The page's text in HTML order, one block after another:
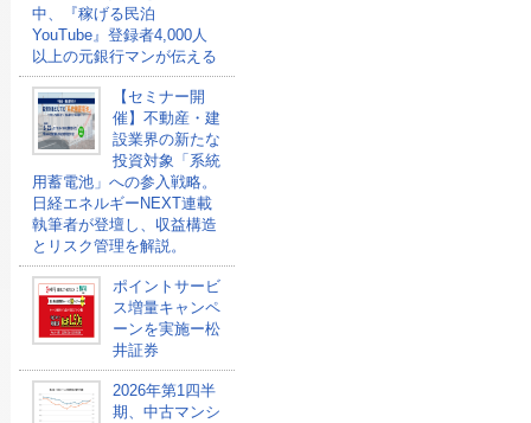
中、『稼げる民泊
YouTube』登録者4,000人
以上の元銀行マンが伝える
【セミナー開
催】不動産・建
設業界の新たな
投資対象「系統
用蓄電池」への参入戦略。
日経エネルギーNEXT連載
執筆者が登壇し、収益構造
とリスク管理を解説。
ポイントサービ
ス増量キャンペ
ーンを実施ー松
井証券
2026年第1四半
期、中古マンシ